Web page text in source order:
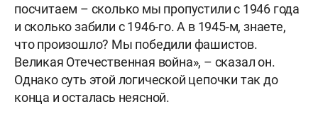
посчитаем – сколько мы пропустили с 1946 года
и сколько забили с 1946-го. А в 1945-м, знаете,
что произошло? Мы победили фашистов.
Великая Отечественная война», – сказал он.
Однако суть этой логической цепочки так до
конца и осталась неясной.